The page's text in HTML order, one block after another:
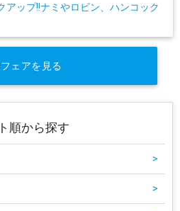
アップ!!ナミやロビン、ハンコック
ェアを見る
順から探す
>
>